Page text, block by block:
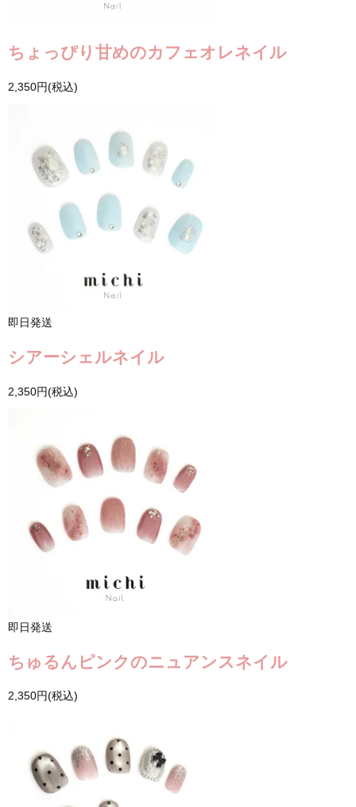
ちょっぴり甘めのカフェオレネイル
2,350円(税込)
即日発送
シアーシェルネイル
2,350円(税込)
即日発送
ちゅるんピンクのニュアンスネイル
2,350円(税込)